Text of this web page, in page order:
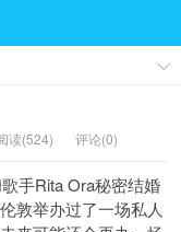
读(524) 评论(0)
手Rita Ora秘密结婚
敦举办过了一场私人